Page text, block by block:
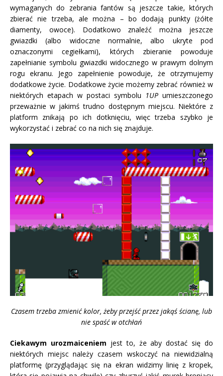
wymaganych do zebrania fantów są jeszcze takie, których
zbierać nie trzeba, ale można – bo dodają punkty (żółte
diamenty, owoce). Dodatkowo znaleźć można jeszcze
gwiazdki (albo widoczne normalnie, albo ukryte pod
oznaczonymi cegiełkami), których zbieranie powoduje
zapełnianie symbolu gwiazdki widocznego w prawym dolnym
rogu ekranu. Jego zapełnienie powoduje, że otrzymujemy
dodatkowe życie. Dodatkowe życie możemy zebrać również w
niektórych etapach w postaci symbolu 1UP umieszczonego
przeważnie w jakimś trudno dostępnym miejscu. Niektóre z
platform znikają po ich dotknięciu, więc trzeba szybko je
wykorzystać i zebrać co na nich się znajduje.
Czasem trzeba zmienić kolor, żeby przejść przez jakąś ścianę, lub
nie spaść w otchłań
Ciekawym urozmaiceniem jest to, że aby dostać się do
niektórych miejsc należy czasem wskoczyć na niewidzialną
platformę (przyglądając się na ekran widzimy linię z kropek,